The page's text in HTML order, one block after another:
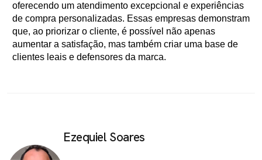
oferecendo um atendimento excepcional e experiências
de compra personalizadas. Essas empresas demonstram
que, ao priorizar o cliente, é possível não apenas
aumentar a satisfação, mas também criar uma base de
clientes leais e defensores da marca.
Ezequiel Soares